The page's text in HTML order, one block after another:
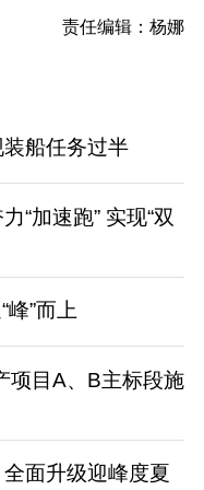
责任编辑：杨娜
船任务过半
“加速跑” 实现“双
峰”而上
项目A、B主标段施
面升级迎峰度夏